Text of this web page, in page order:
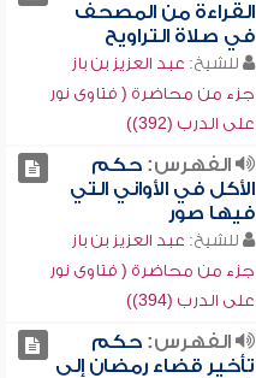
القراءة من المصحف
في صلاة التراويح
للشيخ: عبد العزيز بن باز
جزء من محاضرة ( فتاوى نور
على الدرب (392))
الفهرس:حكم
الأكل في الأواني التي
فيها صور
للشيخ: عبد العزيز بن باز
جزء من محاضرة ( فتاوى نور
على الدرب (394))
الفهرس:حكم
تأخير قضاء رمضان إلى